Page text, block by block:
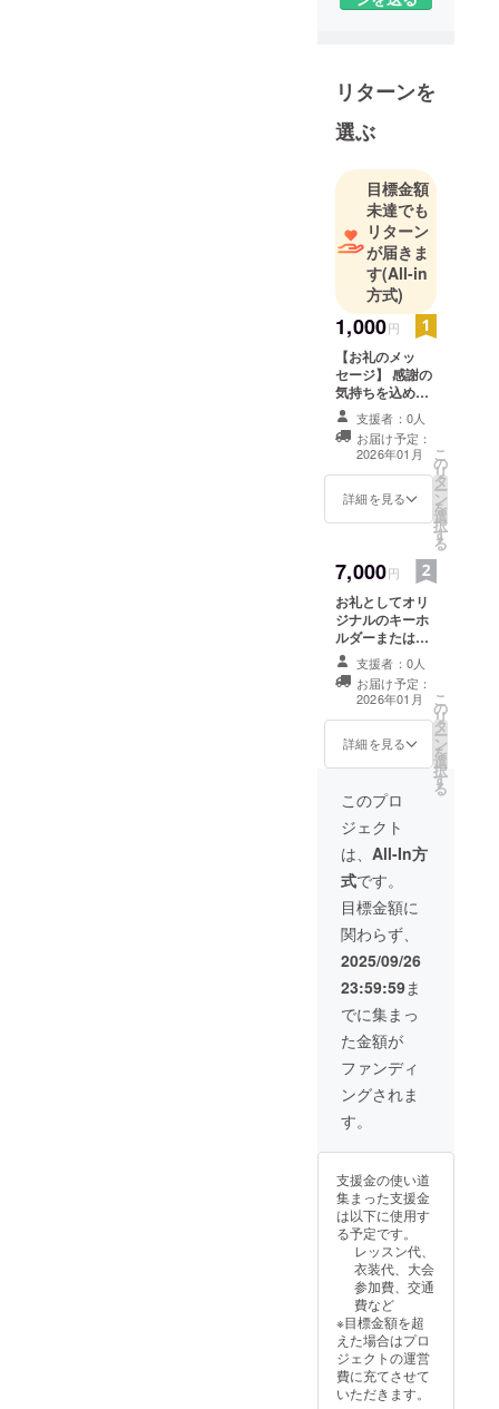
体力造りと
減量のため
取り組んで
いたが周り
からの誘い
もありいつ
かマスター
ズにチャレ
ンジした
い！収入は
増えず子供
が大きくな
り費用が増
え…自分の
趣味に費や
すお金があ
りません。
開し、動く
身体を維持
していきた
いと思いま
す。
リターンを
選ぶ
目標金額
未達でも
リターン
が届きま
す(All-in
方式)
1,000円
【お礼のメッ
セージ】 感謝の
気持ちを込め
て、お礼のメッ
セージをお送り
します。結果な
どもご報告しま
す。
支援者：0人
お届け予定：
2026年01月
詳細を見る
こ
の
リ
タ
ー
ン
を
選
択
す
る
7,000円
お礼としてオリ
ジナルのキーホ
ルダーまたはア
クセサリーを送
ります 以下の項
目をご確認くだ
さい。 デザイ
ン：衣装に使用
するラインス
ダーまたはアク
セサリー（イヤ
リングかブレス
レット）（例：
花柄、シンプル
な幾何学模様な
ど） 素材：ライ
ンストーン、金
属など サイズ：
2cm × 2cm前後
ム（キーホル
ダーまたはアク
セサリー）を選
択いただけま
す。
支援者：0人
お届け予定：
2026年01月
詳細を見る
こ
の
リ
タ
ー
ン
を
選
択
す
る
このプロ
ジェクト
は、 All-In方
式です。
目標金額に
関わらず、
2025/09/26
23:59:59ま
でに集まっ
た金額が
ファンディ
ングされま
す。
支援金の使い道
集まった支援金
は以下に使用す
る予定です。
レッスン代、
衣装代、大会
参加費、交通
費など
※目標金額を超
えた場合はプロ
ジェクトの運営
費に充てさせて
いただきます。